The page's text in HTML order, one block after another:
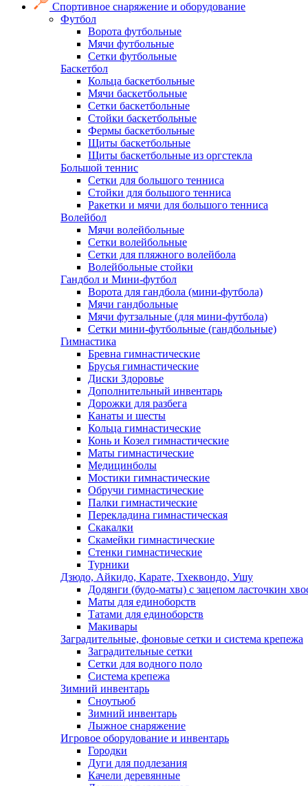
Спортивное снаряжение и оборудование
Футбол
Ворота футбольные
Мячи футбольные
Сетки футбольные
Баскетбол
Кольца баскетбольные
Мячи баскетбольные
Сетки баскетбольные
Стойки баскетбольные
Фермы баскетбольные
Щиты баскетбольные
Щиты баскетбольные из оргстекла
Большой теннис
Сетки для большого тенниса
Стойки для большого тенниса
Ракетки и мячи для большого тенниса
Волейбол
Мячи волейбольные
Сетки волейбольные
Сетки для пляжного волейбола
Волейбольные стойки
Гандбол и Мини-футбол
Ворота для гандбола (мини-футбола)
Мячи гандбольные
Мячи футзальные (для мини-футбола)
Сетки мини-футбольные (гандбольные)
Гимнастика
Бревна гимнастические
Брусья гимнастические
Диски Здоровье
Дополнительный инвентарь
Дорожки для разбега
Канаты и шесты
Кольца гимнастические
Конь и Козел гимнастические
Маты гимнастические
Медицинболы
Мостики гимнастические
Обручи гимнастические
Палки гимнастические
Перекладина гимнастическая
Скакалки
Скамейки гимнастические
Стенки гимнастические
Турники
Дзюдо, Айкидо, Карате, Тхеквондо, Ушу
Додянги (будо-маты) с зацепом ласточкин
Маты для единоборств
Татами для единоборств
Макивары
Заградительные, фоновые сетки и система крепежа
Заградительные сетки
Сетки для водного поло
Система крепежа
Зимний инвентарь
Сноутьюб
Зимний инвентарь
Лыжное снаряжение
Игровое оборудование и инвентарь
Городки
Дуги для подлезания
Качели деревянные